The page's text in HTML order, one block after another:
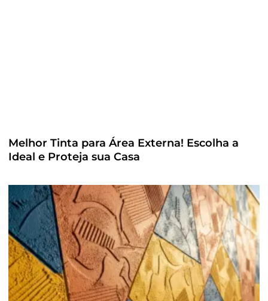
Melhor Tinta para Área Externa! Escolha a
Ideal e Proteja sua Casa